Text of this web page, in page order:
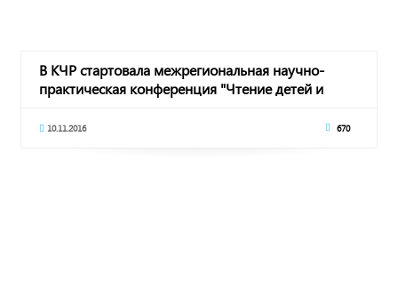
В КЧР стартовала межрегиональная научно-
практическая конференция "Чтение детей и
10.11.2016 670